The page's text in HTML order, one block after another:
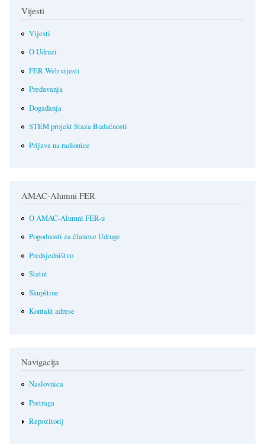
Vijesti
Vijesti
O Udruzi
FER Web vijesti
Predavanja
Događanja
STEM projekt Staza Budućnosti
Prijava na radionice
AMAC-Alumni FER
O AMAC-Alumni FER-u
Pogodnosti za članove Udruge
Predsjedništvo
Statut
Skupštine
Kontakt adrese
Navigacija
Naslovnica
Pretraga
Repozitorij